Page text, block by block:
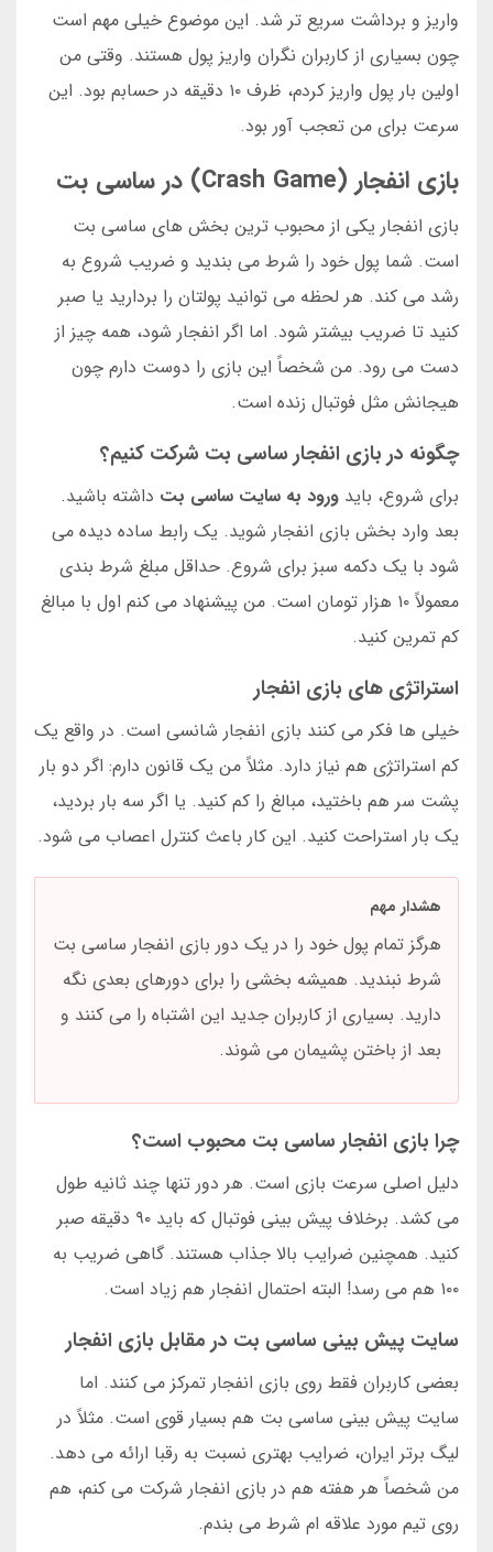
واریز و برداشت سریع تر شد. این موضوع خیلی مهم است
چون بسیاری از کاربران نگران واریز پول هستند. وقتی من
اولین بار پول واریز کردم، ظرف ۱۰ دقیقه در حسابم بود. این
سرعت برای من تعجب آور بود.
بازی انفجار (Crash Game) در ساسی بت
بازی انفجار یکی از محبوب ترین بخش های ساسی بت
است. شما پول خود را شرط می بندید و ضریب شروع به
رشد می کند. هر لحظه می توانید پولتان را بردارید یا صبر
کنید تا ضریب بیشتر شود. اما اگر انفجار شود، همه چیز از
دست می رود. من شخصاً این بازی را دوست دارم چون
هیجانش مثل فوتبال زنده است.
چگونه در بازی انفجار ساسی بت شرکت کنیم؟
برای شروع، باید ورود به سایت ساسی بت داشته باشید.
بعد وارد بخش بازی انفجار شوید. یک رابط ساده دیده می
شود با یک دکمه سبز برای شروع. حداقل مبلغ شرط بندی
معمولاً ۱۰ هزار تومان است. من پیشنهاد می کنم اول با مبالغ
کم تمرین کنید.
استراتژی های بازی انفجار
خیلی ها فکر می کنند بازی انفجار شانسی است. در واقع یک
کم استراتژی هم نیاز دارد. مثلاً من یک قانون دارم: اگر دو بار
پشت سر هم باختید، مبالغ را کم کنید. یا اگر سه بار بردید،
یک بار استراحت کنید. این کار باعث کنترل اعصاب می شود.
هشدار مهم
هرگز تمام پول خود را در یک دور بازی انفجار ساسی بت
شرط نبندید. همیشه بخشی را برای دورهای بعدی نگه
دارید. بسیاری از کاربران جدید این اشتباه را می کنند و
بعد از باختن پشیمان می شوند.
چرا بازی انفجار ساسی بت محبوب است؟
دلیل اصلی سرعت بازی است. هر دور تنها چند ثانیه طول
می کشد. برخلاف پیش بینی فوتبال که باید ۹۰ دقیقه صبر
کنید. همچنین ضرایب بالا جذاب هستند. گاهی ضریب به
۱۰۰ هم می رسد! البته احتمال انفجار هم زیاد است.
سایت پیش بینی ساسی بت در مقابل بازی انفجار
بعضی کاربران فقط روی بازی انفجار تمرکز می کنند. اما
سایت پیش بینی ساسی بت هم بسیار قوی است. مثلاً در
لیگ برتر ایران، ضرایب بهتری نسبت به رقبا ارائه می دهد.
من شخصاً هر هفته هم در بازی انفجار شرکت می کنم، هم
روی تیم مورد علاقه ام شرط می بندم.